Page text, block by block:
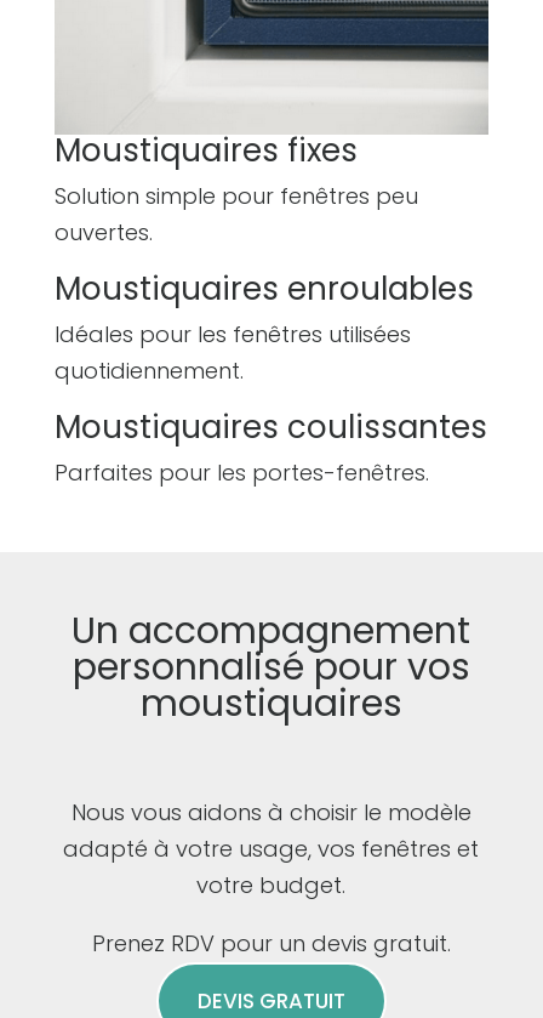
Moustiquaires fixes
Solution simple pour fenêtres peu
ouvertes.
Moustiquaires enroulables
Idéales pour les fenêtres utilisées
quotidiennement.
Moustiquaires coulissantes
Parfaites pour les portes-fenêtres.
Un accompagnement
personnalisé pour vos
moustiquaires
Nous vous aidons à choisir le modèle
adapté à votre usage, vos fenêtres et
votre budget.
Prenez RDV pour un devis gratuit.
DEVIS GRATUIT